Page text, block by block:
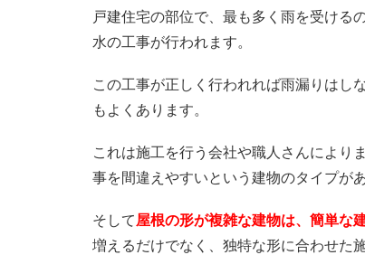
戸建住宅の部位で、最も多く雨を受ける
水の工事が行われます。
この工事が正しく行われれば雨漏りはし
もよくあります。
これは施工を行う会社や職人さんにより
事を間違えやすいという建物のタイプがあ
そして屋根の形が複雑な建物は、簡単な
増えるだけでなく、独特な形に合わせた